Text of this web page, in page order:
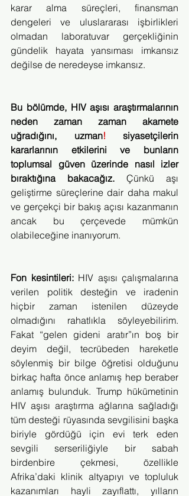
karar alma süreçleri, finansman
dengeleri ve uluslararası işbirlikleri
olmadan laboratuvar gerçekliğinin
gündelik hayata yansıması imkansız
değilse de neredeyse imkansız.
Bu bölümde, HIV aşısı araştırmalarının
neden zaman zaman akamete
uğradığını, uzman! siyasetçilerin
kararlarının etkilerini ve bunların
toplumsal güven üzerinde nasıl izler
bıraktığına bakacağız. Çünkü aşı
geliştirme süreçlerine dair daha makul
ve gerçekçi bir bakış açısı kazanmanın
ancak bu çerçevede mümkün
olabileceğine inanıyorum.
Fon kesintileri: HIV aşısı çalışmalarına
verilen politik desteğin ve iradenin
hiçbir zaman istenilen düzeyde
olmadığını rahatlıkla söyleyebilirim.
Fakat “gelen gideni aratır”ın boş bir
deyim değil, tecrübeden hareketle
söylenmiş bir bilge öğretisi olduğunu
birkaç hafta önce anlamış hep beraber
anlamış bulunduk. Trump hükümetinin
HIV aşısı araştırma ağlarına sağladığı
tüm desteği rüyasında sevgilisini başka
biriyle gördüğü için evi terk eden
sevgili serseriliğiyle bir sabah
birdenbire çekmesi, özellikle
Afrika’daki klinik altyapıyı ve topluluk
kazanımları hayli zayıflattı, yılların